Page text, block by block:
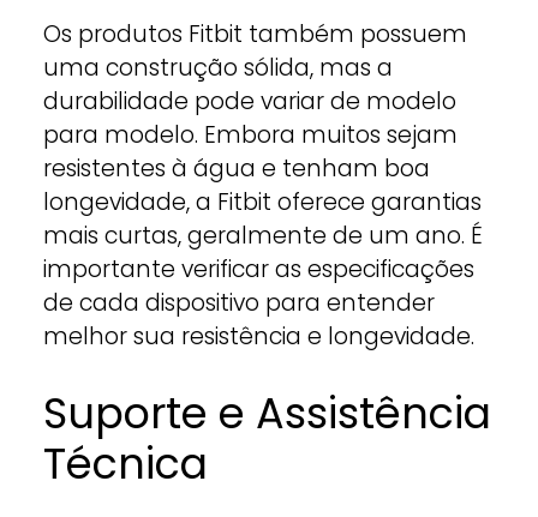
Os produtos Fitbit também possuem
uma construção sólida, mas a
durabilidade pode variar de modelo
para modelo. Embora muitos sejam
resistentes à água e tenham boa
longevidade, a Fitbit oferece garantias
mais curtas, geralmente de um ano. É
importante verificar as especificações
de cada dispositivo para entender
melhor sua resistência e longevidade.
Suporte e Assistência
Técnica